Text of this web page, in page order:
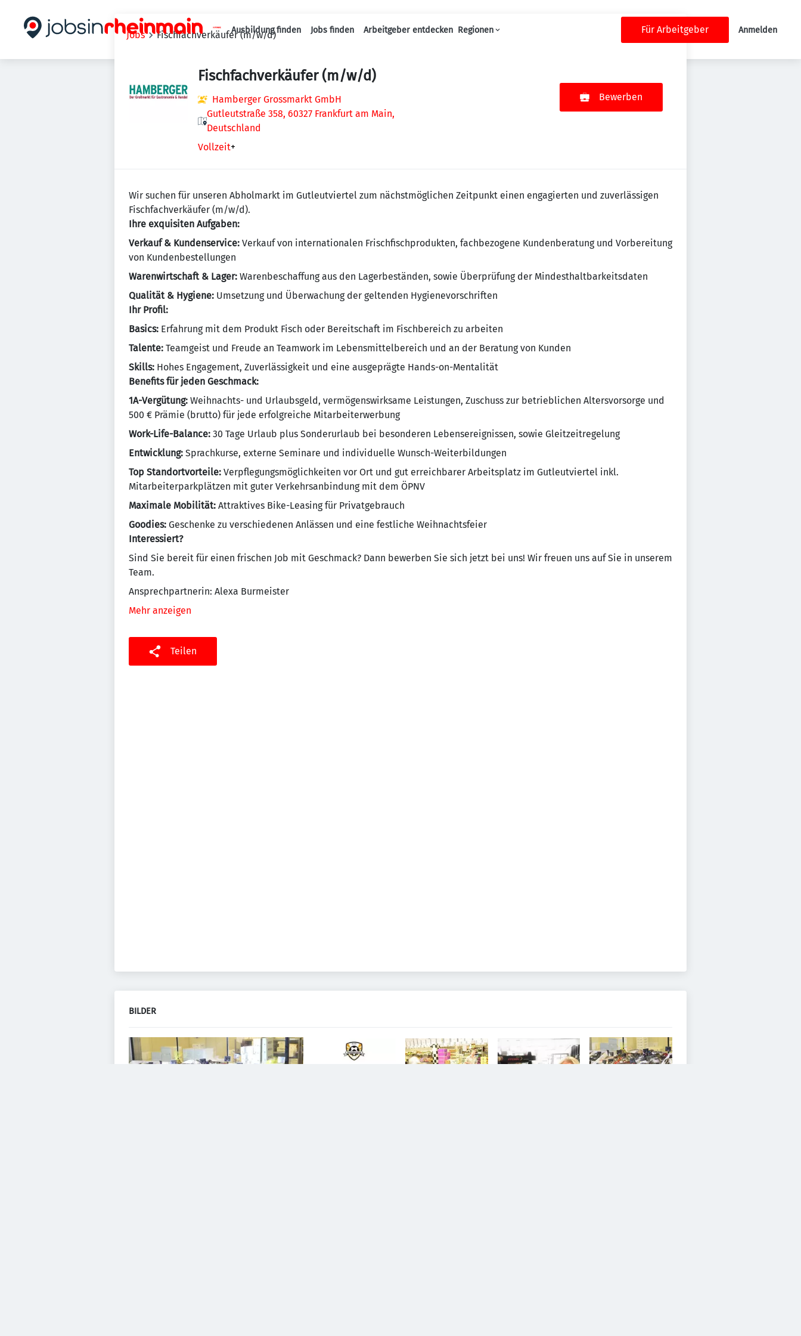
Haupt-Navigation
Ausbildung finden Jobs finden Arbeitgeber entdecken Regionen Für Arbeitgeber Anmelden
Jobs Fischfachverkäufer (m/w/d)
Fischfachverkäufer (m/w/d)
Hamberger Grossmarkt GmbH
Gutleutstraße 358, 60327 Frankfurt am Main,
Deutschland
Vollzeit+
Bewerben
Wir suchen für unseren Abholmarkt im Gutleutviertel zum nächstmöglichen Zeitpunkt einen engagierten und zuverlässigen
Fischfachverkäufer (m/w/d).
Ihre exquisiten Aufgaben:
Verkauf & Kundenservice: Verkauf von internationalen Frischfischprodukten, fachbezogene Kundenberatung und Vorbereitung
von Kundenbestellungen
Warenwirtschaft & Lager: Warenbeschaffung aus den Lagerbeständen, sowie Überprüfung der Mindesthaltbarkeitsdaten
Qualität & Hygiene: Umsetzung und Überwachung der geltenden Hygienevorschriften
Ihr Profil:
Basics: Erfahrung mit dem Produkt Fisch oder Bereitschaft im Fischbereich zu arbeiten
Talente: Teamgeist und Freude an Teamwork im Lebensmittelbereich und an der Beratung von Kunden
Skills: Hohes Engagement, Zuverlässigkeit und eine ausgeprägte Hands-on-Mentalität
Benefits für jeden Geschmack:
1A-Vergütung: Weihnachts- und Urlaubsgeld, vermögenswirksame Leistungen, Zuschuss zur betrieblichen Altersvorsorge und
500 € Prämie (brutto) für jede erfolgreiche Mitarbeiterwerbung
Work-Life-Balance: 30 Tage Urlaub plus Sonderurlaub bei besonderen Lebensereignissen, sowie Gleitzeitregelung
Entwicklung: Sprachkurse, externe Seminare und individuelle Wunsch-Weiterbildungen
Top Standortvorteile: Verpflegungsmöglichkeiten vor Ort und gut erreichbarer Arbeitsplatz im Gutleutviertel inkl.
Mitarbeiterparkplätzen mit guter Verkehrsanbindung mit dem ÖPNV
Maximale Mobilität: Attraktives Bike-Leasing für Privatgebrauch
Goodies: Geschenke zu verschiedenen Anlässen und eine festliche Weihnachtsfeier
Interessiert?
Sind Sie bereit für einen frischen Job mit Geschmack? Dann bewerben Sie sich jetzt bei uns! Wir freuen uns auf Sie in unserem
Team.
Ansprechpartnerin: Alexa Burmeister
Mehr anzeigen
Teilen
BILDER